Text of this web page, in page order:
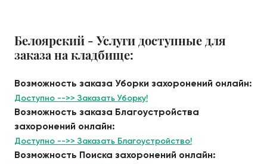
Белоярский - Услуги доступные для
заказа на кладбище:
Возможность заказа Уборки захоронений онлайн:
Доступно -->> Заказать Уборку!
Возможность заказа Благоустройства
захоронений онлайн:
Доступно -->> Заказать Благоустройство!
Возможность Поиска захоронений онлайн: